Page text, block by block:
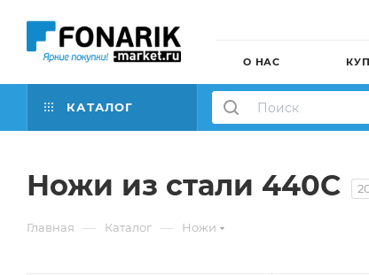
О НАС
КАТАЛОГ
Ножи из стали 440C
Главная — Каталог — Ножи